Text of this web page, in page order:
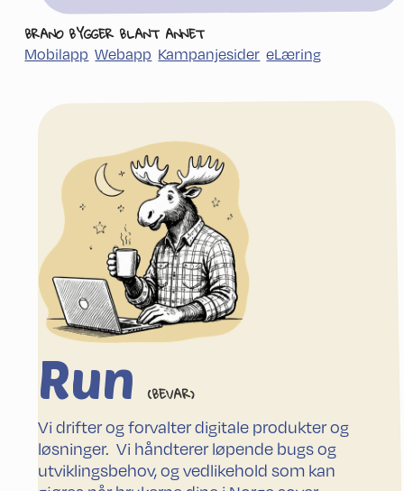
BRANO BYGGER BLANT ANNET
Mobilapp Webapp Kampanjesider eLæring
Run
(BEVAR)
Vi drifter og forvalter digitale produkter og
løsninger. Vi håndterer løpende bugs og
utviklingsbehov, og vedlikehold som kan